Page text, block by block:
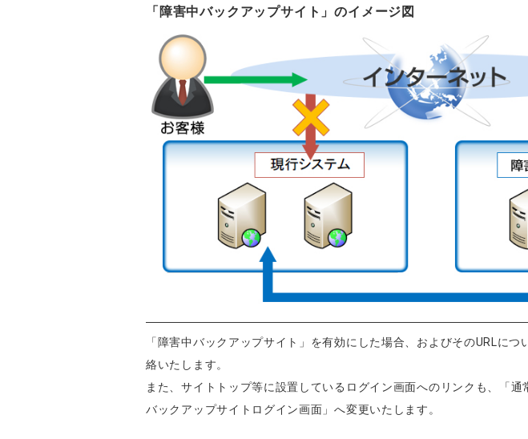
「障害中バックアップサイト」のイメージ図
「障害中バックアップサイト」を有効にした場合、およびそのURLにつ
絡いたします。
また、サイトトップ等に設置しているログイン画面へのリンクも、「
バックアップサイトログイン画面」へ変更いたします。